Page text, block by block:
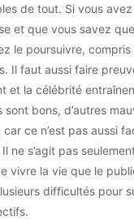
de tout. Si vous
et que vous savez
le poursuivre, compris
Il faut aussi faire
et la célébrité
bons, d’autres
ce n’est pas aussi
ne s’agit pas
vivre la vie que le
difficultés pour